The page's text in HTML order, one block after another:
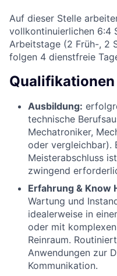
Auf dieser Stelle
vollkontinuierlichen 6:4
Arbeitstage (2 Früh-, 2
folgen 4 dienstfreie
Qualifikationen
Ausbildung:
technische
Mechatroniker,
oder vergleichbar).
Meisterabschluss
zwingend
Erfahrung & Know
Wartung und
idealerweise in
oder mit
Reinraum.
Anwendungen zur
Kommunikation.